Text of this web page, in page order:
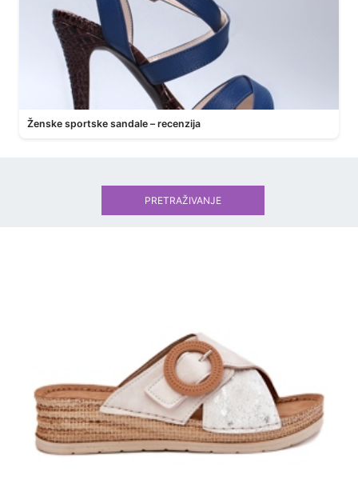
Ženske sportske sandale – recenzija
PRETRAŽIVANJE